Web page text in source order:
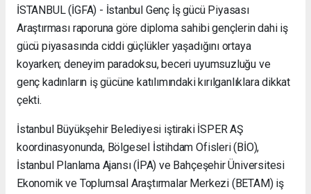
İSTANBUL (İGFA) - İstanbul Genç İş gücü Piyasası
Araştırması raporuna göre diploma sahibi gençlerin dahi iş
gücü piyasasında ciddi güçlükler yaşadığını ortaya
koyarken; deneyim paradoksu, beceri uyumsuzluğu ve
genç kadınların iş gücüne katılımındaki kırılganlıklara dikkat
çekti.
İstanbul Büyükşehir Belediyesi iştiraki İSPER AŞ
koordinasyonunda, Bölgesel İstihdam Ofisleri (BİO),
İstanbul Planlama Ajansı (İPA) ve Bahçeşehir Üniversitesi
Ekonomik ve Toplumsal Araştırmalar Merkezi (BETAM) iş